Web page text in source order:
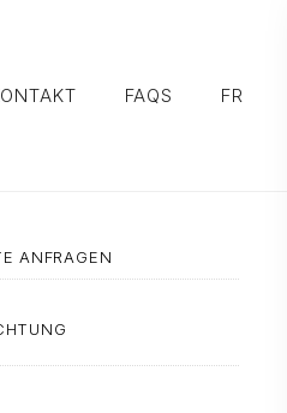
FAQS FR
ANFRAGEN